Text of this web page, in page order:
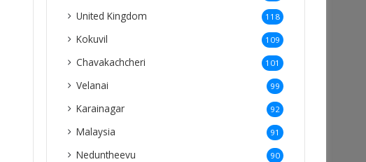
United Kingdom 118
Kokuvil 109
Chavakachcheri 101
Velanai 99
Karainagar 92
Malaysia 91
Neduntheevu 90